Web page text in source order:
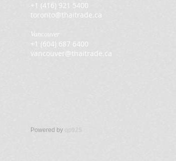
+1 (416) 921 5400
toronto@thaitrade.ca
Vancouver
+1 (604) 687 6400
vancouver@thaitrade.ca
Powered by